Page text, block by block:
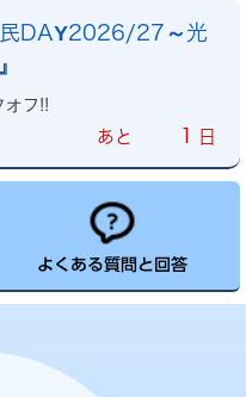
民DAY2026/27～光
オフ!!
あと 1 日
よくある質問と回答